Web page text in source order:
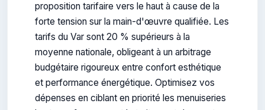
proposition tarifaire vers le haut à cause de la
forte tension sur la main-d'œuvre qualifiée. Les
tarifs du Var sont 20 % supérieurs à la
moyenne nationale, obligeant à un arbitrage
budgétaire rigoureux entre confort esthétique
et performance énergétique. Optimisez vos
dépenses en ciblant en priorité les menuiseries